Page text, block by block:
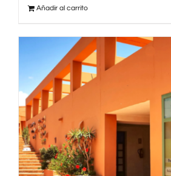
Añadir al carrito